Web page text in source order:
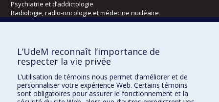
Psychiatrie et d’addictologie
Radiologie, radio-oncologie et médecine nucléaire
Écoles
Kinésiologie et des sciences de l’activité physique
Orthophonie et audiologie
Réadaptation
L’UdeM reconnaît l’importance de
respecter la vie privée
L’utilisation de témoins nous permet d’améliorer et de
personnaliser votre expérience Web. Certains témoins
sont obligatoires pour assurer le fonctionnement et la